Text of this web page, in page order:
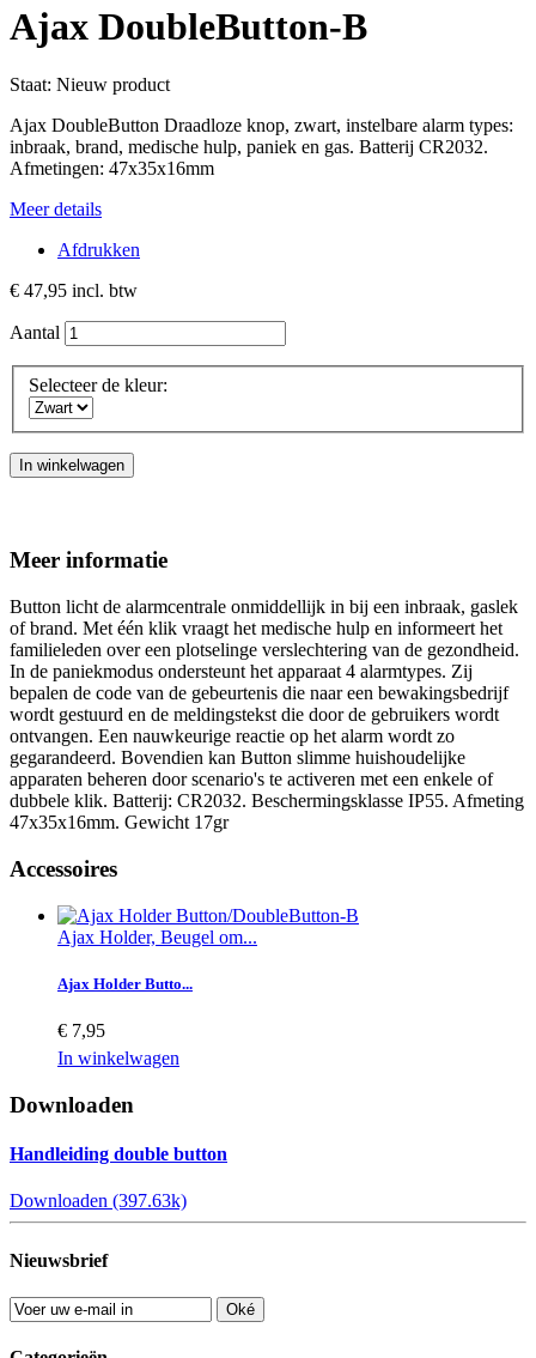
Ajax DoubleButton-B
Staat: Nieuw product
Ajax DoubleButton Draadloze knop, zwart, instelbare alarm types:
inbraak, brand, medische hulp, paniek en gas. Batterij CR2032.
Afmetingen: 47x35x16mm
Meer details
Afdrukken
€ 47,95 incl. btw
Aantal
Selecteer de kleur:
In winkelwagen
Meer informatie
Button licht de alarmcentrale onmiddellijk in bij een inbraak, gaslek
of brand. Met één klik vraagt het medische hulp en informeert het
familieleden over een plotselinge verslechtering van de gezondheid.
In de paniekmodus ondersteunt het apparaat 4 alarmtypes. Zij
bepalen de code van de gebeurtenis die naar een bewakingsbedrijf
wordt gestuurd en de meldingstekst die door de gebruikers wordt
ontvangen. Een nauwkeurige reactie op het alarm wordt zo
gegarandeerd. Bovendien kan Button slimme huishoudelijke
apparaten beheren door scenario's te activeren met een enkele of
dubbele klik. Batterij: CR2032. Beschermingsklasse IP55. Afmeting
47x35x16mm. Gewicht 17gr
Accessoires
Ajax Holder, Beugel om...
Ajax Holder Butto...
€ 7,95
In winkelwagen
Downloaden
Handleiding double button
Downloaden (397.63k)
Nieuwsbrief
Oké